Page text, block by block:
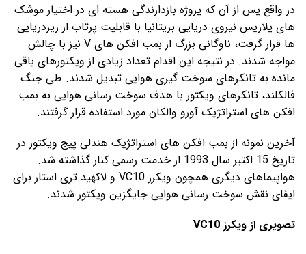
در واقع پس از آن که پروژه بازدارندگی هسته ای در اختیار موشک
های پلاریس نیروی دریایی بریتانیا با قابلیت پرتاب از زیردریایی
ها قرار گرفت، ناوگانی بزرگ از بمب افکن های V نیز با چالش
مواجه شدند. در نتیجه این اقدام تعداد زیادی از ویکتورهای باقی
مانده به تانکرهای سوخت گیری هوایی تبدیل شدند. طی جنگ
فالکلند، تانکرهای ویکتور با هدف سوخت رسانی هوایی به بمب
افکن های استراتژیک آورو والکان مورد استفاده قرار گرفتند.
آخرین نمونه از بمب افکن های استراتژیک هندلی پیج ویکتور در
تاریخ 15 اکتبر سال 1993 از خدمت رسمی کنار گذاشته شد.
هواپیماهای دیگری همچون ویکرز VC10 و لاکهید تری استار برای
ایفای نقش سوخت رسانی هوایی جایگزین ویکتور شدند.
تصویری از ویکرز VC10